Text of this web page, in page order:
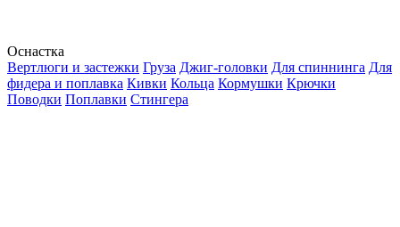
Оснастка
Вертлюги и застежки Груза Джиг-головки Для спиннинга Для
фидера и поплавка Кивки Кольца Кормушки Крючки
Поводки Поплавки Стингера